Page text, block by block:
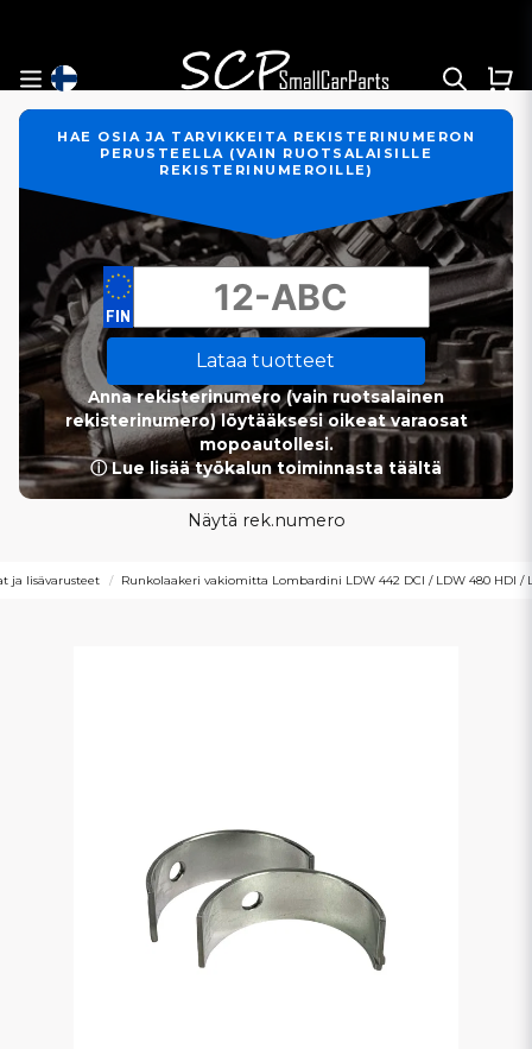
HAE OSIA JA TARVIKKEITA REKISTERINUMERON
PERUSTEELLA (VAIN RUOTSALAISILLE
REKISTERINUMEROILLE)
Lataa tuotteet
Anna rekisterinumero (vain ruotsalainen
rekisterinumero) löytääksesi oikeat varaosat
mopoautollesi.
ⓘ Lue lisää työkalun toiminnasta täältä
Näytä rek.numero
ja lisävarusteet Runkolaakeri vakiomitta Lombardini LDW 442 DCI / LDW 480 HDI /